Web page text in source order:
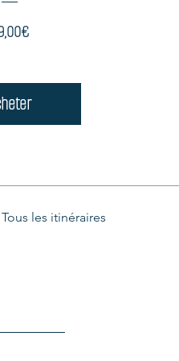
Prix
Tous les itinéraires